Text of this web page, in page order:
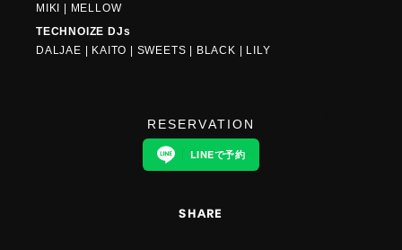
MIKI | MELLOW
TECHNOIZE DJs
DALJAE | KAITO | SWEETS | BLACK | LILY
RESERVATION
LINEで予約
SHARE